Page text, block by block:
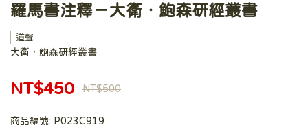
羅馬書注釋－大衛‧鮑森研經叢書
道聲
大衛‧鮑森研經叢書
NT$450 NT$500
商品編號: P023C919